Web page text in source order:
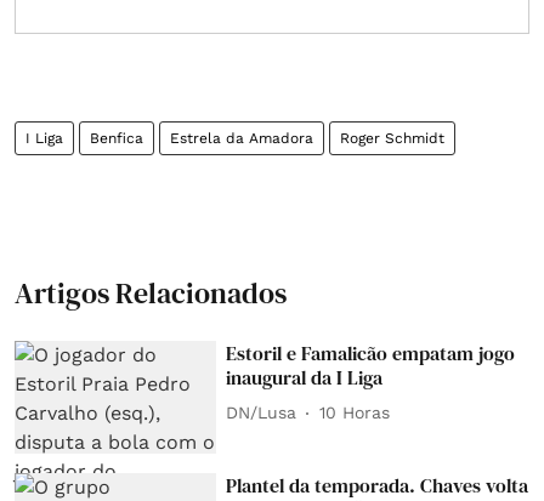
I Liga Benfica Estrela da Amadora Roger Schmidt
Artigos Relacionados
Estoril e Famalicão empatam jogo
inaugural da I Liga
DN/Lusa 10 Horas
Plantel da temporada. Chaves volta